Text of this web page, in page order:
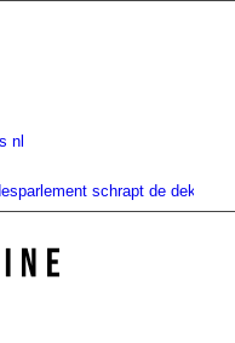
nl
schrapt de dekking...